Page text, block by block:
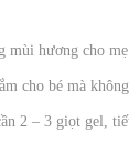
mùi hương cho
cho bé mà
2 – 3 giọt gel,